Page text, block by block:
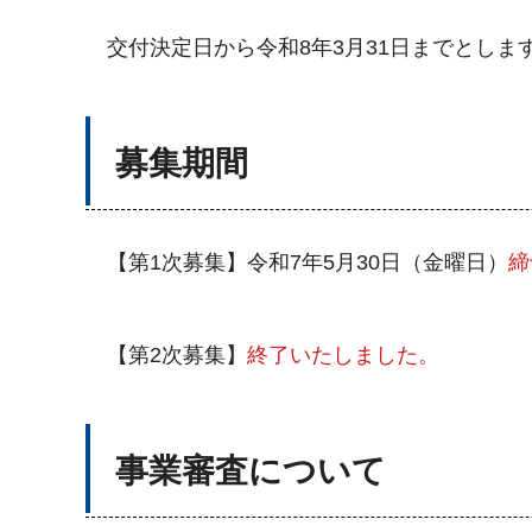
交付決定日から令和8年3月31日までとしま
募集期間
【第1次募集】令和7年5月30日（金曜日）
【第2次募集】 終了いたしました。
事業審査について